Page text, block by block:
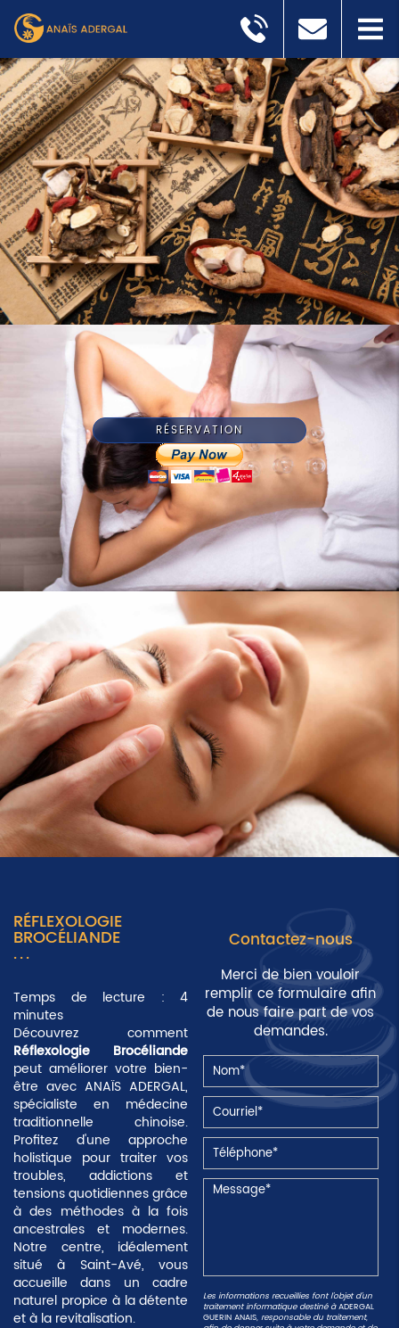
RÉSERVATION
RÉFLEXOLOGIE
BROCÉLIANDE
Temps de lecture : 4
minutes
Découvrez comment
Réflexologie Brocéliande
peut améliorer votre bien-
être avec ANAÏS ADERGAL,
spécialiste en médecine
traditionnelle chinoise.
Profitez d'une approche
holistique pour traiter vos
troubles, addictions et
tensions quotidiennes grâce
à des méthodes à la fois
ancestrales et modernes.
Notre centre, idéalement
situé à Saint-Avé, vous
accueille dans un cadre
naturel propice à la détente
et à la revitalisation.
Contactez-nous
Merci de bien vouloir
remplir ce formulaire afin
de nous faire part de vos
demandes.
Les informations recueillies font l’objet d’un
traitement informatique destiné àADERGAL
GUERIN ANAIS, responsable du traitement,